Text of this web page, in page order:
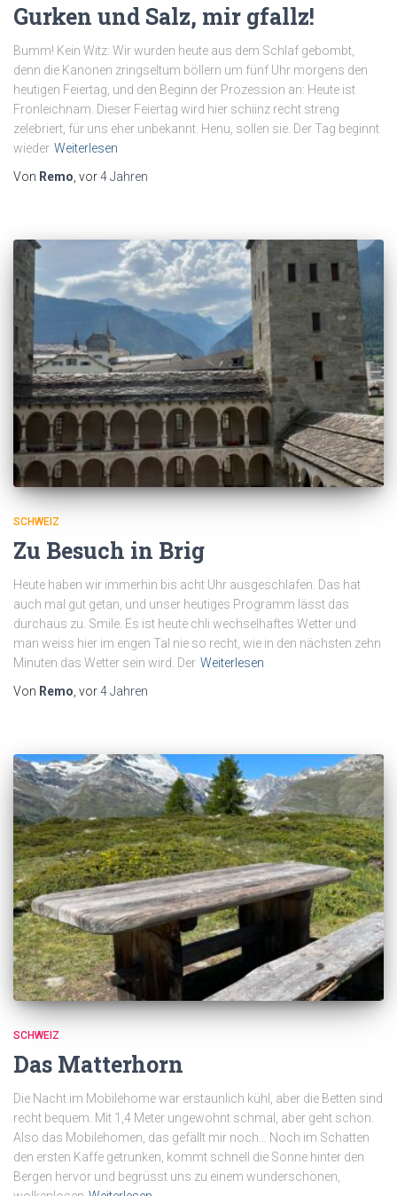
Gurken und Salz, mir gfallz!
Bumm! Kein Witz: Wir wurden heute aus dem Schlaf gebombt,
denn die Kanonen zringseltum böllern um fünf Uhr morgens den
heutigen Feiertag, und den Beginn der Prozession an: Heute ist
Fronleichnam. Dieser Feiertag wird hier schiinz recht streng
zelebriert, für uns eher unbekannt. Henu, sollen sie. Der Tag beginnt
wieder Weiterlesen
Von Remo , vor4 Jahren
SCHWEIZ
Zu Besuch in Brig
Heute haben wir immerhin bis acht Uhr ausgeschlafen. Das hat
auch mal gut getan, und unser heutiges Programm lässt das
durchaus zu. Smile. Es ist heute chli wechselhaftes Wetter und
man weiss hier im engen Tal nie so recht, wie in den nächsten zehn
Minuten das Wetter sein wird. Der Weiterlesen
Von Remo , vor4 Jahren
SCHWEIZ
Das Matterhorn
Die Nacht im Mobilehome war erstaunlich kühl, aber die Betten sind
recht bequem. Mit 1,4 Meter ungewohnt schmal, aber geht schon.
Also das Mobilehomen, das gefällt mir noch… Noch im Schatten
den ersten Kaffe getrunken, kommt schnell die Sonne hinter den
Bergen hervor und begrüsst uns zu einem wunderschönen,